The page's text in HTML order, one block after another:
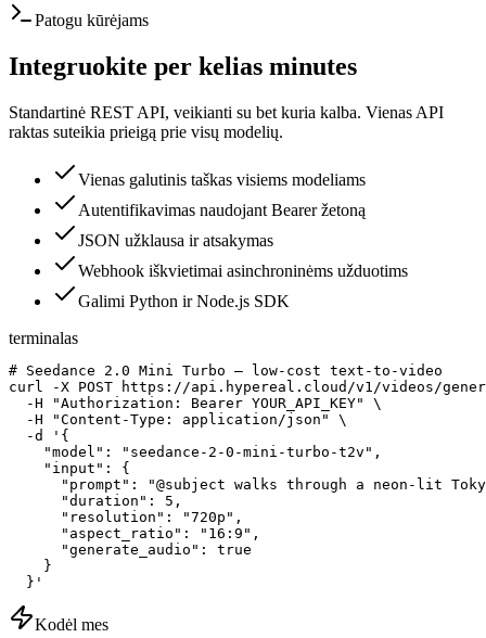
Patogu kūrėjams
Integruokite per kelias minutes
Standartinė REST API, veikianti su bet kuria kalba. Vienas API
raktas suteikia prieigą prie visų modelių.
Vienas galutinis taškas visiems modeliams
Autentifikavimas naudojant Bearer žetoną
JSON užklausa ir atsakymas
Webhook iškvietimai asinchroninėms užduotims
Galimi Python ir Node.js SDK
terminalas
# Seedance 2.0 Mini Turbo — low-cost text-to-video
curl -X POST https://api.hypereal.cloud/v1/videos/
  -H "Authorization: Bearer YOUR_API_KEY" \
  -H "Content-Type: application/json" \
  -d '{
    "model": "seedance-2-0-mini-turbo-t2v",
    "input": {
"prompt": "@subject walks through a neon-lit
      "duration": 5,
      "resolution": "720p",
      "aspect_ratio": "16:9",
      "generate_audio": true
    }
  }'
Kodėl mes